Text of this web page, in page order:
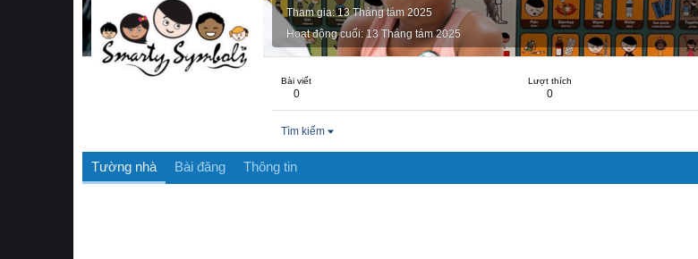
Tham gia 13 Tháng tám 2025
Hoạt động cuối 13 Tháng tám 2025
Bài viết
0
Lượt thích
0
Tìm kiếm
Tường nhà Bài đăng Thông tin